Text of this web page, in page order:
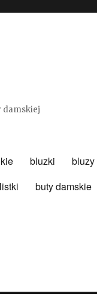
damskiej
bluzki bluzy
buty damskie